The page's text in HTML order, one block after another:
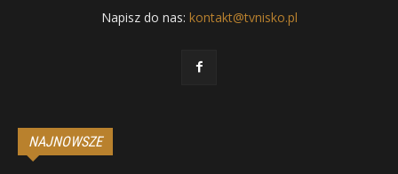
Napisz do nas: kontakt@tvnisko.pl
NAJNOWSZE